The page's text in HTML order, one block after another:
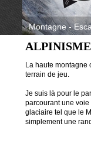
Montagne -
ALPINISME
La haute montagne
terrain de jeu.
Je suis là pour le
parcourant une
glaciaire tel que le
simplement une